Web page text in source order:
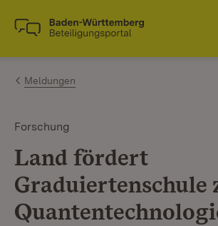
Zum Inhalt springen
Link zur Startseite
Meldungen
Forschung
Land fördert
Graduiertenschule